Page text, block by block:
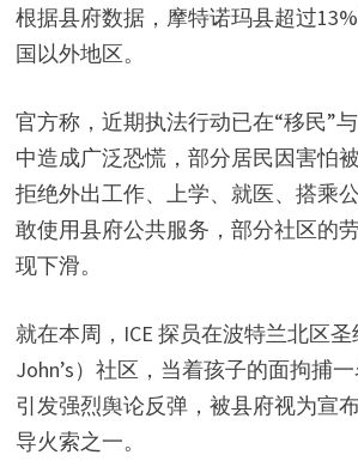
V
d
e
o
根据县府数据，摩特诺玛县超过
国以外地区。
官方称，近期执法行动已在“移民”
中造成广泛恐慌，部分居民因害怕
拒绝外出工作、上学、就医、搭乘
敢使用县府公共服务，部分社区的
现下滑。
就在本周，ICE 探员在波特兰北区
John’s）社区，当着孩子的面拘捕
引发强烈舆论反弹，被县府视为宣
导火索之一。